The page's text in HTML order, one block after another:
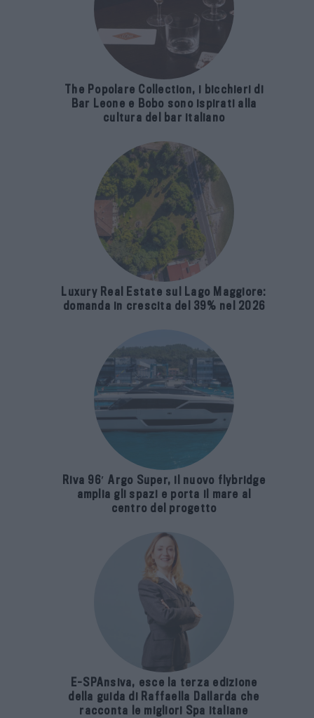
The Popolare Collection, i bicchieri di
Bar Leone e Bobo sono ispirati alla
cultura del bar italiano
Luxury Real Estate sul Lago Maggiore:
domanda in crescita del 39% nel 2026
Riva 96′ Argo Super, il nuovo flybridge
amplia gli spazi e porta il mare al
centro del progetto
E-SPAnsiva, esce la terza edizione
della guida di Raffaella Dallarda che
racconta le migliori Spa italiane